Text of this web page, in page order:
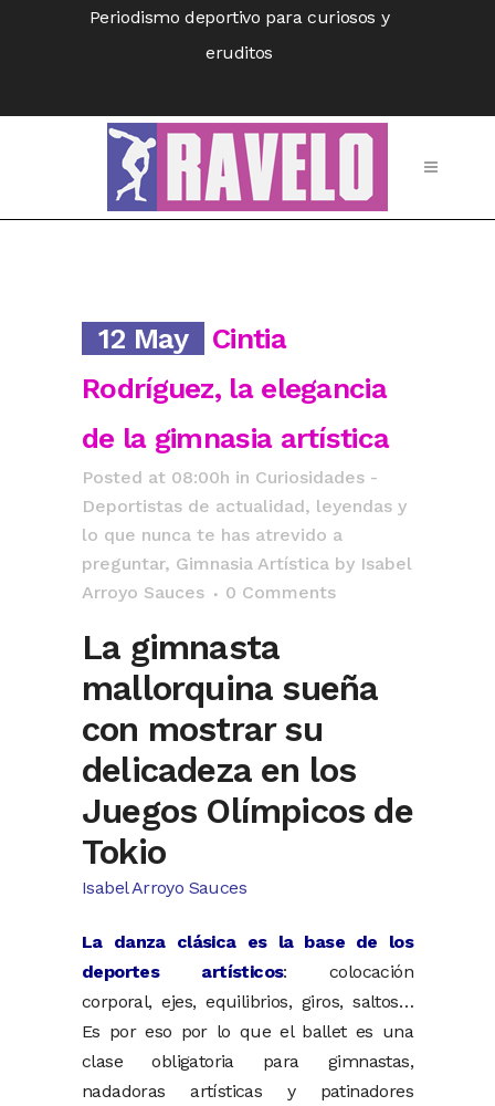
Periodismo deportivo para curiosos y
eruditos
12 May
Cintia
Rodríguez, la elegancia
de la gimnasia artística
Posted at 08:00h in Curiosidades -
Deportistas de actualidad, leyendas y
lo que nunca te has atrevido a
preguntar, Gimnasia Artística by Isabel
Arroyo Sauces
0 Comments
La gimnasta
mallorquina sueña
con mostrar su
delicadeza en los
Juegos Olímpicos de
Tokio
Isabel Arroyo Sauces
La danza clásica es la base de los
deportes artísticos: colocación
corporal, ejes, equilibrios, giros, saltos…
Es por eso por lo que el ballet es una
clase obligatoria para gimnastas,
nadadoras artísticas y patinadores